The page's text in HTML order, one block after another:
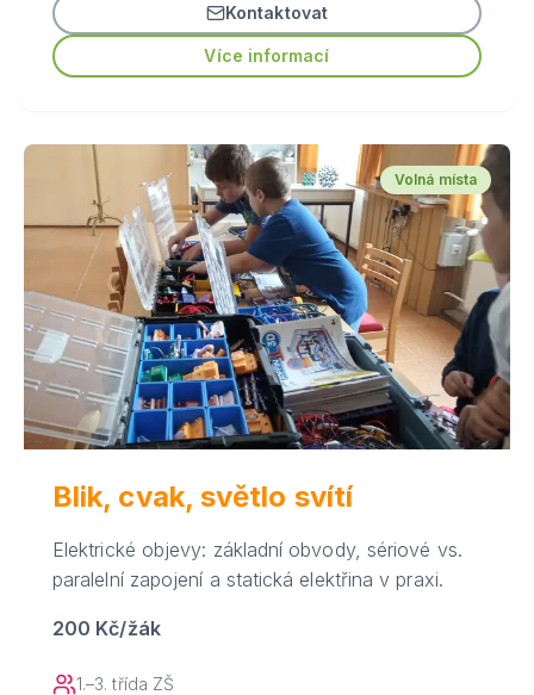
Kontaktovat
Více informací
Volná místa
Blik, cvak, světlo svítí
Elektrické objevy: základní obvody, sériové vs.
paralelní zapojení a statická elektřina v praxi.
200 Kč/žák
1.–3. třída ZŠ